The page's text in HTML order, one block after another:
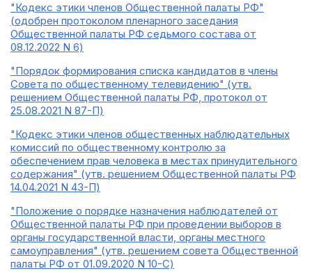
"Кодекс этики членов Общественной палаты РФ"
(одобрен протоколом пленарного заседания
Общественной палаты РФ седьмого состава от
08.12.2022 N 6)
"Порядок формирования списка кандидатов в члены
Совета по общественному телевидению" (утв.
решением Общественной палаты РФ, протокол от
25.08.2021 N 87-П)
"Кодекс этики членов общественных наблюдательных
комиссий по общественному контролю за
обеспечением прав человека в местах принудительного
содержания" (утв. решением Общественной палаты РФ
14.04.2021 N 43-П)
"Положение о порядке назначения наблюдателей от
Общественной палаты РФ при проведении выборов в
органы государственной власти, органы местного
самоуправления" (утв. решением совета Общественной
палаты РФ от 01.09.2020 N 10-С)